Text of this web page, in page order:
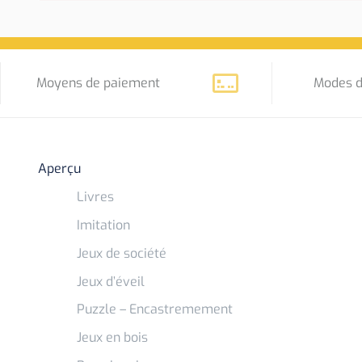
Moyens de paiement Modes
Aperçu
Livres
Imitation
Jeux de société
Jeux d’éveil
Puzzle – Encastremement
Jeux en bois